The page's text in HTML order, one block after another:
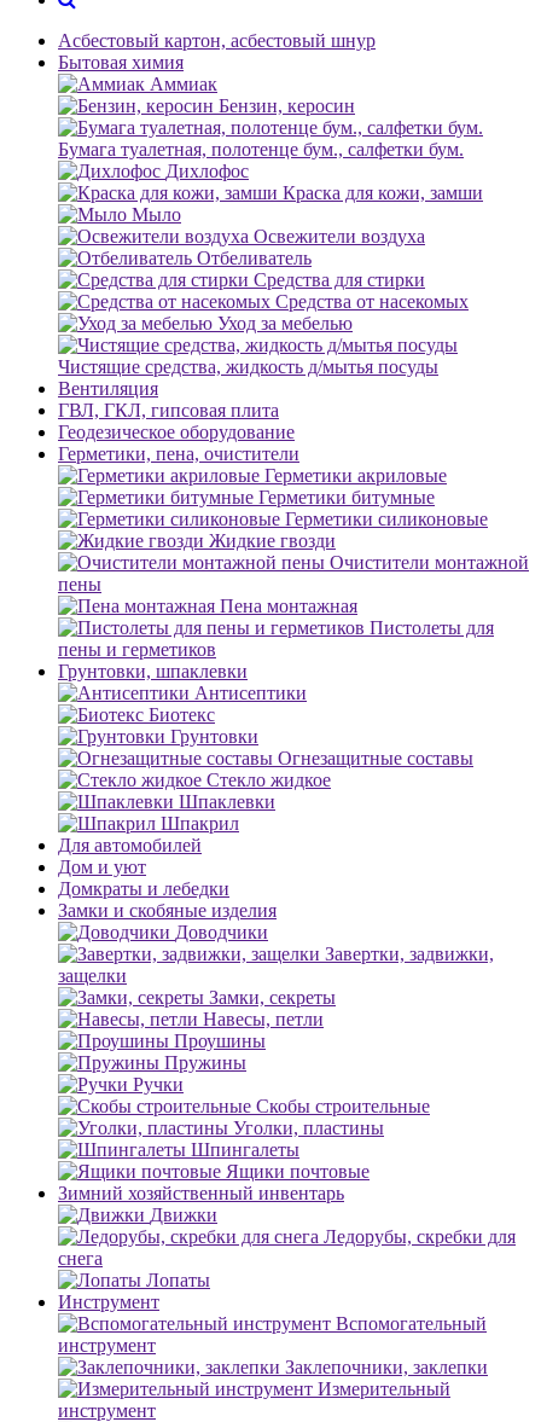
Асбестовый картон, асбестовый шнур
Бытовая химия
Аммиак
Бензин, керосин
Бумага туалетная, полотенце бум., салфетки бум.
Дихлофос
Краска для кожи, замши
Мыло
Освежители воздуха
Отбеливатель
Средства для стирки
Средства от насекомых
Уход за мебелью
Чистящие средства, жидкость д/мытья посуды
Вентиляция
ГВЛ, ГКЛ, гипсовая плита
Геодезическое оборудование
Герметики, пена, очистители
Герметики акриловые
Герметики битумные
Герметики силиконовые
Жидкие гвозди
Очистители монтажной
пены
Пена монтажная
Пистолеты для
пены и герметиков
Грунтовки, шпаклевки
Антисептики
Биотекс
Грунтовки
Огнезащитные составы
Стекло жидкое
Шпаклевки
Шпакрил
Для автомобилей
Дом и уют
Домкраты и лебедки
Замки и скобяные изделия
Доводчики
Завертки, задвижки,
защелки
Замки, секреты
Навесы, петли
Проушины
Пружины
Ручки
Скобы строительные
Уголки, пластины
Шпингалеты
Ящики почтовые
Зимний хозяйственный инвентарь
Движки
Ледорубы, скребки для
снега
Лопаты
Инструмент
Вспомогательный
инструмент
Заклепочники, заклепки
Измерительный
инструмент